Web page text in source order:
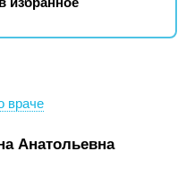
враче
Анатольевна